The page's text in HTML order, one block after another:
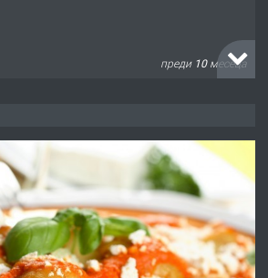
преди 10 месеца
преди 1 година
Работа за общи работници